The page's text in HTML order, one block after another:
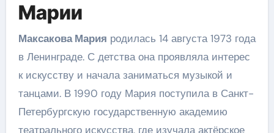
Марии
Максакова Мария родилась 14 августа 1973 года
в Ленинграде. С детства она проявляла интерес
к искусству и начала заниматься музыкой и
танцами. В 1990 году Мария поступила в Санкт-
Петербургскую государственную академию
театрального искусства, где изучала актёрское